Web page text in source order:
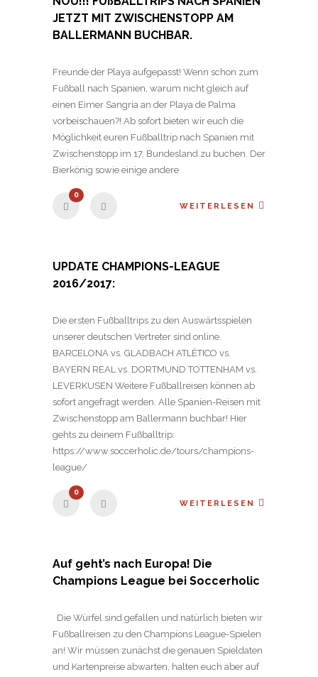
JETZT MIT ZWISCHENSTOPP AM
BALLERMANN BUCHBAR.
Freunde der Playa aufgepasst! Wenn schon zum
Fußball nach Spanien, warum nicht gleich auf
einen Eimer Sangria an der Playa de Palma
vorbeischauen?! Ab sofort bieten wir euch die
Möglichkeit euren Fußballtrip nach Spanien mit
Zwischenstopp im 17. Bundesland zu buchen. Der
Bierkönig sowie einige andere
0
WEITERLESEN
UPDATE CHAMPIONS-LEAGUE
2016/2017:
Die ersten Fußballtrips zu den Auswärtsspielen
unserer deutschen Vertreter sind online.
BARCELONA vs. GLADBACH ATLÈTICO vs.
BAYERN REAL vs. DORTMUND TOTTENHAM vs.
LEVERKUSEN Weitere Fußballreisen können ab
sofort angefragt werden. Alle Spanien-Reisen mit
Zwischenstopp am Ballermann buchbar! Hier
gehts zu deinem Fußballtrip:
https://www.soccerholic.de/tours/champions-
league/
0
WEITERLESEN
Auf geht’s nach Europa! Die
Champions League bei Soccerholic
Die Würfel sind gefallen und natürlich bieten wir
Fußballreisen zu den Champions League-Spielen
an! Wir müssen zunächst die genauen Spieldaten
und Kartenpreise abwarten, halten euch aber auf